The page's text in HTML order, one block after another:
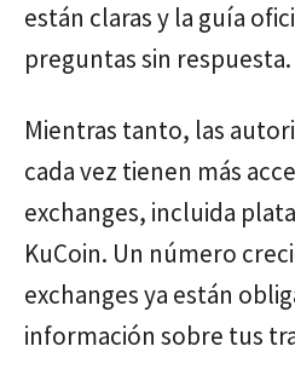
están claras y la guía
preguntas sin respuesta.
Mientras tanto, las
cada vez tienen más
exchanges, incluida
KuCoin. Un número
exchanges ya están
información sobre tus